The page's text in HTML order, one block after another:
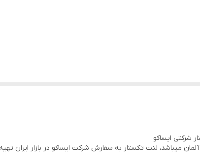
آلمان میباشد، لنت تکستار به سفارش شرکت ایساکو در بازار ایران